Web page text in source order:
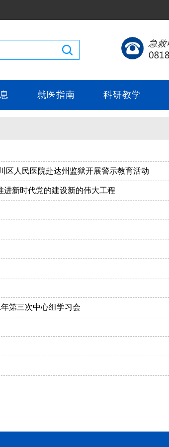
就医指南 科研教学
人民医院赴达州监狱开展警示教育活动
进新时代党的建设新的伟大工程
第三次中心组学习会